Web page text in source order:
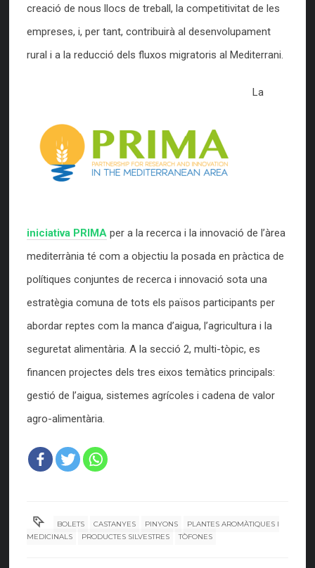
creació de nous llocs de treball, la competitivitat de les
empreses, i, per tant, contribuirà al desenvolupament
rural i a la reducció dels fluxos migratoris al Mediterrani.
La
iniciativa PRIMA per a la recerca i la innovació de l’àrea
mediterrània té com a objectiu la posada en pràctica de
polítiques conjuntes de recerca i innovació sota una
estratègia comuna de tots els països participants per
abordar reptes com la manca d’aigua, l’agricultura i la
seguretat alimentària. A la secció 2, multi-tòpic, es
financen projectes dels tres eixos temàtics principals:
gestió de l’aigua, sistemes agrícoles i cadena de valor
agro-alimentària.
BOLETS CASTANYES PINYONS
PLANTES AROMÀTIQUES I
MEDICINALS
PRODUCTES SILVESTRES TÒFONES